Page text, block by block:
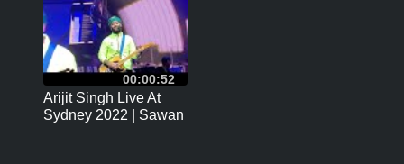
00:00:52
Arijit Singh Live At
Sydney 2022 | Sawan